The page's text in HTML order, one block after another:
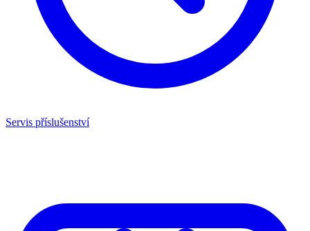
Servis příslušenství